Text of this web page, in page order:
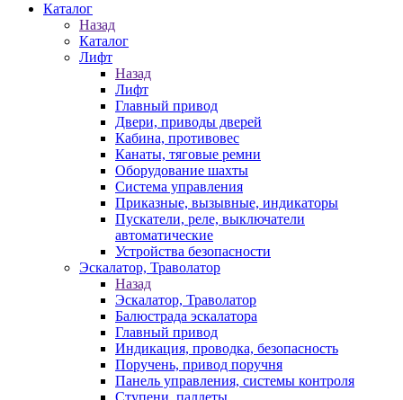
Каталог
Назад
Каталог
Лифт
Назад
Лифт
Главный привод
Двери, приводы дверей
Кабина, противовес
Канаты, тяговые ремни
Оборудование шахты
Система управления
Приказные, вызывные, индикаторы
Пускатели, реле, выключатели
автоматические
Устройства безопасности
Эскалатор, Траволатор
Назад
Эскалатор, Траволатор
Балюстрада эскалатора
Главный привод
Индикация, проводка, безопасность
Поручень, привод поручня
Панель управления, системы контроля
Ступени, паллеты